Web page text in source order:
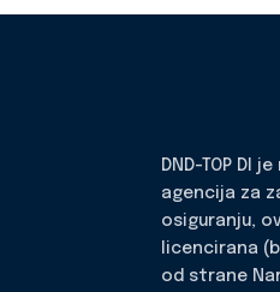
DND-TOP DI
agencija za
osiguranju,
licencirana
od strane